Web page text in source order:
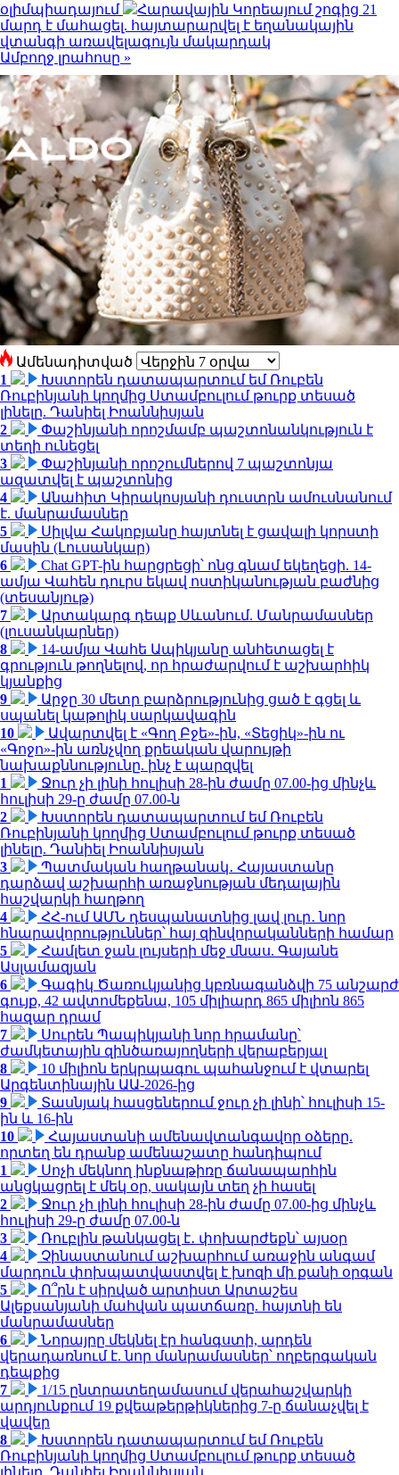
օլիմպիադայում
Հարավային Կորեայում շոգից 21
մարդ է մահացել. հայտարարվել է եղանակային
վտանգի առավելագույն մակարդակ
Ամբողջ լրահոսը »
Ամենադիտված
1
Խստորեն դատապարտում եմ Ռուբեն
Ռուբինյանի կողմից Ստամբուլում թուրք տեսած
լինելը. Դանիել Իոաննիսյան
2
Փաշինյանի որոշմամբ պաշտոնանկություն է
տեղի ունեցել
3
Փաշինյանի որոշումներով 7 պաշտոնյա
ազատվել է պաշտոնից
4
Անահիտ Կիրակոսյանի դուստրն ամուսնանում
է. մանրամասներ
5
Սիլվա Հակոբյանը հայտնել է ցավալի կորստի
մասին (Լուսանկար)
6
Chat GPT-ին հարցրեցի՝ ոնց գնամ եկեղեցի. 14-
ամյա Վահեն դուրս եկավ ոստիկանության բաժնից
(տեսանյութ)
7
Արտակարգ դեպք Սևանում. Մանրամասներ
(լուսանկարներ)
8
14-ամյա Վահե Ապիկյանը անհետացել է
գրություն թողնելով, որ հրաժարվում է աշխարհիկ
կյանքից
9
Արջը 30 մետր բարձրությունից ցած է գցել և
սպանել կաթոլիկ սարկավագին
10
Ավարտվել է «Գող Բջե»-ին, «Տեցիկ»-ին ու
«Գոջո»-ին առնչվող քրեական վարույթի
նախաքննությունը. ինչ է պարզվել
1
Ջուր չի լինի հուլիսի 28-ին ժամը 07.00-ից մինչև
հուլիսի 29-ը ժամը 07.00-ն
2
Խստորեն դատապարտում եմ Ռուբեն
Ռուբինյանի կողմից Ստամբուլում թուրք տեսած
լինելը. Դանիել Իոաննիսյան
3
Պատմական հաղթանակ․ Հայաստանը
դարձավ աշխարհի առաջնության մեդալային
հաշվարկի հաղթող
4
ՀՀ-ում ԱՄՆ դեսպանատնից լավ լուր․ նոր
հնարավորություններ՝ հայ զինվորականների համար
5
Համլետ ջան լույսերի մեջ մնաս. Գայանե
Ասլամազյան
6
Գագիկ Ծառուկյանից կբռնագանձվի 75 անշարժ
գույք, 42 ավտոմեքենա, 105 միլիարդ 865 միլիոն 865
հազար դրամ
7
Սուրեն Պապիկյանի նոր հրամանը՝
ժամկետային զինծառայողների վերաբերյալ
8
10 միլիոն երկրպագու պահանջում է վտարել
Արգենտինային ԱԱ-2026-ից
9
Տասնյակ հասցեներում ջուր չի լինի՝ հուլիսի 15-
ին և 16-ին
10
Հայաստանի ամենավտանգավոր օձերը.
որտեղ են դրանք ամենաշատը հանդիպում
1
Սոչի մեկնող ինքնաթիռը ճանապարհին
անցկացրել է մեկ օր, սակայն տեղ չի հասել
2
Ջուր չի լինի հուլիսի 28-ին ժամը 07.00-ից մինչև
հուլիսի 29-ը ժամը 07.00-ն
3
Ռուբլին թանկացել է․ փոխարժեքն՝ այսօր
4
Չինաստանում աշխարհում առաջին անգամ
մարդուն փոխպատվաստվել է խոզի մի քանի օրգան
5
Ո՞րն է սիրված արտիստ Արտաշես
Ալեքսանյանի մահվան պատճառը. հայտնի են
մանրամասներ
6
Նորայրը մեկնել էր հանգստի, արդեն
վերադառնում է. նոր մանրամասներ՝ ողբերգական
դեպքից
7
1/15 ընտրատեղամասում վերահաշվարկի
արդյունքում 19 քվեաթերթիկներից 7-ը ճանաչվել է
վավեր
8
Խստորեն դատապարտում եմ Ռուբեն
Ռուբինյանի կողմից Ստամբուլում թուրք տեսած
լինելը. Դանիել Իոաննիսյան